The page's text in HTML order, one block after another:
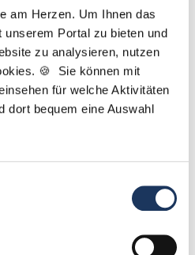
am Herzen. Um Ihnen das
Portal zu bieten und
zu analysieren, nutzen
🍪 Sie können mit
für welche Aktivitäten
dort bequem eine Auswahl
Ihren Wünschen für Ihre
ZMV, ZMP, DH, ZT oder
reicht Ihr Lebenslauf – ein
Stellenanfrage